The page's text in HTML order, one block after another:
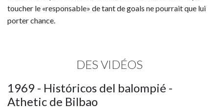
toucher le «responsable» de tant de goals ne pourrait que lui
porter chance.
DES VIDÉOS
1969 - Históricos del balompié -
Athetic de Bilbao